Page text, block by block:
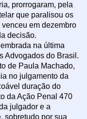
prorrogaram, pela
que paralisou os
em dezembro
decisão.
na última
Advogados do Brasil.
de Paula Machado,
no julgamento da
duração do
da Ação Penal 470
julgador e a
sobretudo por sua